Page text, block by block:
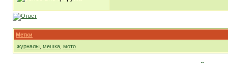
Метки
журналы мешка мото